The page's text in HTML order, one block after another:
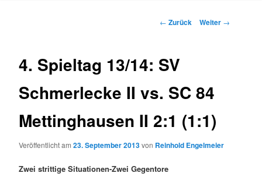
Beitrags-
← Zurück Weiter →
4. Spieltag 13/14: SV
Schmerlecke II vs. SC 84
Mettinghausen II 2:1 (1:1)
Veröffentlicht am23. September 2013von Reinhold Engelmeier
Zwei strittige Situationen-Zwei Gegentore